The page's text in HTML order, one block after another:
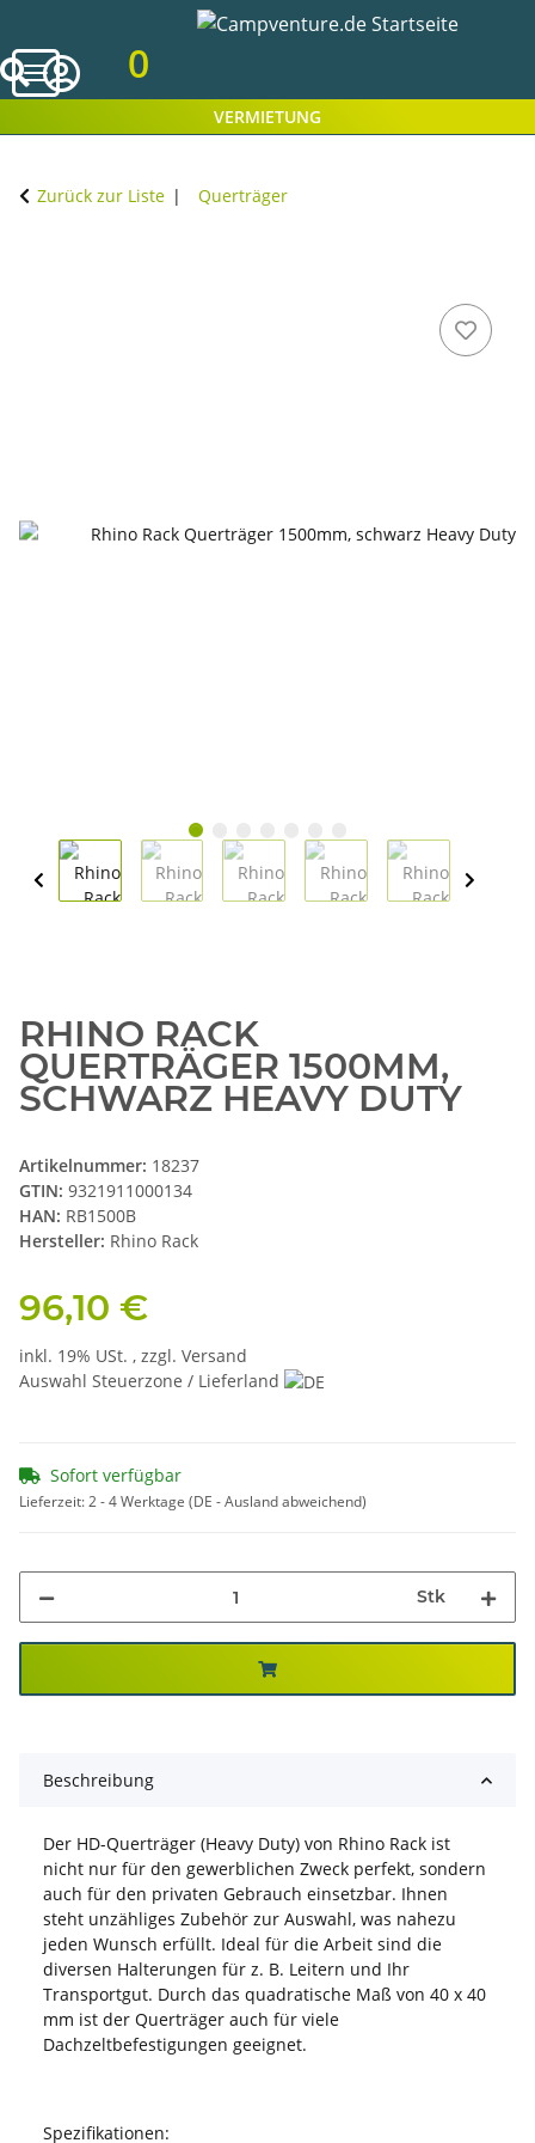
0
VERMIETUNG
Zurück zur Liste Querträger
RHINO RACK
QUERTRÄGER 1500MM,
SCHWARZ HEAVY DUTY
Artikelnummer: 18237
GTIN: 9321911000134
HAN: RB1500B
Hersteller: Rhino Rack
96,10 €
inkl. 19% USt. , zzgl. Versand
Auswahl Steuerzone / Lieferland
Sofort verfügbar
Lieferzeit:2 - 4 Werktage (DE - Ausland abweichend)
Stk
Beschreibung
Der HD-Querträger (Heavy Duty) von Rhino Rack ist
nicht nur für den gewerblichen Zweck perfekt, sondern
auch für den privaten Gebrauch einsetzbar. Ihnen
steht unzähliges Zubehör zur Auswahl, was nahezu
jeden Wunsch erfüllt. Ideal für die Arbeit sind die
diversen Halterungen für z. B. Leitern und Ihr
Transportgut. Durch das quadratische Maß von 40 x 40
mm ist der Querträger auch für viele
Dachzeltbefestigungen geeignet.
Spezifikationen: